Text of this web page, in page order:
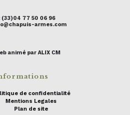
(33)04 77 50 06 96
armes.com
animé par ALIX CM
de confidentialité
Mentions Legales
Plan de site